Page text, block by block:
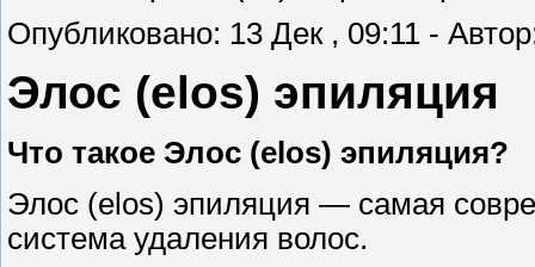
Опубликовано: 13 Дек , 09:11 -
Элос (elos) эпиляция
Что такое Элос (elos) эпиляция?
Элос (elos) эпиляция — самая
система удаления волос.